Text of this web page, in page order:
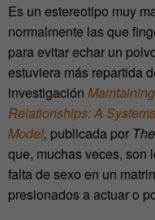
Es un estereotipo muy
normalmente las que
para evitar echar un
estuviera más repartida
investigación
Relationships: A
Model, publicada por
que, muchas veces, son
falta de sexo en un
presionados a actuar o